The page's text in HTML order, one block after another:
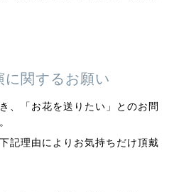
関するお願い
、「お花を送りたい」とのお問
記理由によりお気持ちだけ頂戴